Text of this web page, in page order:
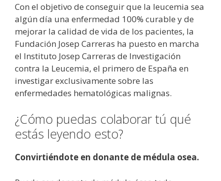
Con el objetivo de conseguir que la leucemia sea
algún día una enfermedad 100% curable y de
mejorar la calidad de vida de los pacientes, la
Fundación Josep Carreras ha puesto en marcha
el Instituto Josep Carreras de Investigación
contra la Leucemia, el primero de España en
investigar exclusivamente sobre las
enfermedades hematológicas malignas.
¿Cómo puedas colaborar tú qué
estás leyendo esto?
Convirtiéndote en donante de médula osea.